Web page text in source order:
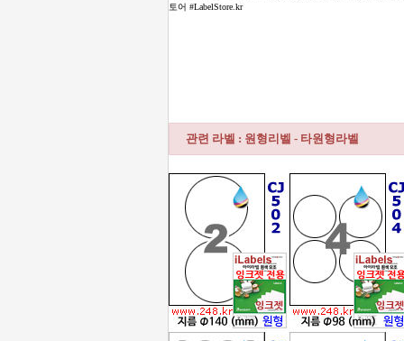
토어 #LabelStore.kr
관련 라벨 : 원형리벨 - 타원형라벨